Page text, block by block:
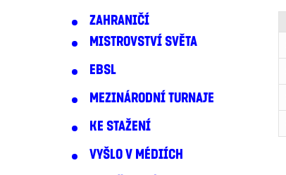
ZAHRANIČÍ
MISTROVSTVÍ SVĚTA
EBSL
MEZINÁRODNÍ TURNAJE
KE STAŽENÍ
VYŠLO V MÉDIÍCH